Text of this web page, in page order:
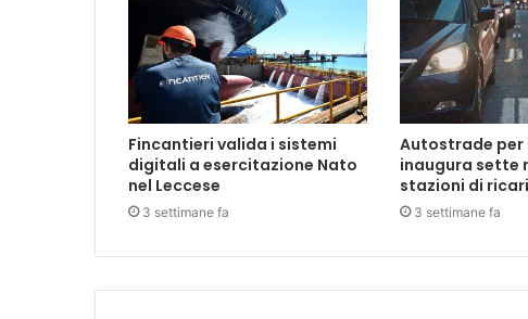
Fincantieri valida i sistemi
digitali a esercitazione Nato
nel Leccese
3 settimane fa
Autostrade per
inaugura sette
stazioni di
3 settimane fa